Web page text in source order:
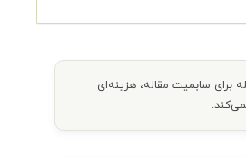
برای سابمیت مقاله، هزینه‌ای